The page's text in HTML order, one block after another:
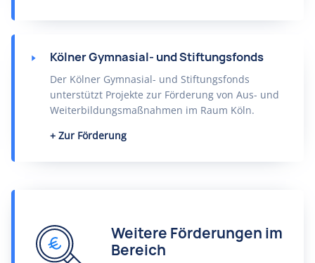
Kölner Gymnasial- und Stiftungsfonds
Der Kölner Gymnasial- und Stiftungsfonds
unterstützt Projekte zur Förderung von Aus- und
Weiterbildungsmaßnahmen im Raum Köln.
Zur Förderung
Weitere Förderungen im
Bereich